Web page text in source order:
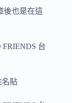
後也是在這
名貼